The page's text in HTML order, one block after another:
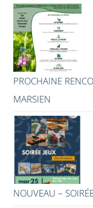
PROCHAINE
MARSIEN
NOUVEAU –